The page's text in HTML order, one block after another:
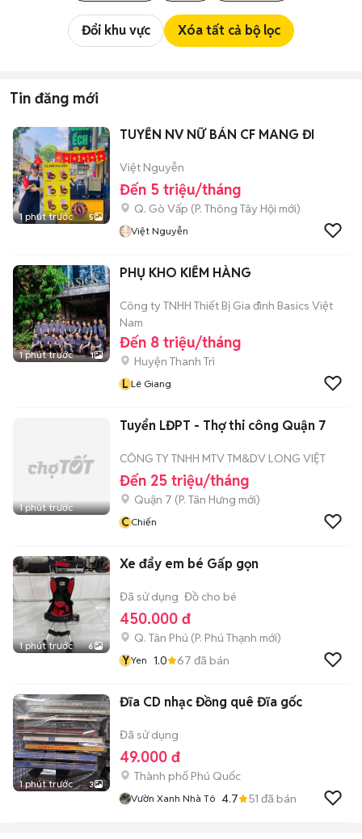
Đổi khu vực Xóa tất cả bộ lọc
Tin đăng mới
1 phút trước 5
TUYỂN NV NỮ BÁN CF MANG ĐI
Việt Nguyễn
Đến 5 triệu/tháng
Q. Gò Vấp (P. Thông Tây Hội mới)
Việt Nguyễn
1 phút trước 1
PHỤ KHO KIỂM HÀNG
Công ty TNHH Thiết Bị Gia đình Basics Việt
Nam
Đến 8 triệu/tháng
Huyện Thanh Trì
L Lê Giang
1 phút trước
Tuyển LĐPT - Thợ thi công Quận 7
CÔNG TY TNHH MTV TM&DV LONG VIỆT
Đến 25 triệu/tháng
Quận 7 (P. Tân Hưng mới)
CChiến
1 phút trước 6
Xe đẩy em bé Gấp gọn
Đã sử dụng Đồ cho bé
450.000 đ
Q. Tân Phú (P. Phú Thạnh mới)
YYen 1.0 67 đã bán
1 phút trước 3
Đĩa CD nhạc Đồng quê Đĩa gốc
Đã sử dụng
49.000 đ
Thành phố Phú Quốc
Vườn Xanh Nhà Tô 4.7 51 đã bán